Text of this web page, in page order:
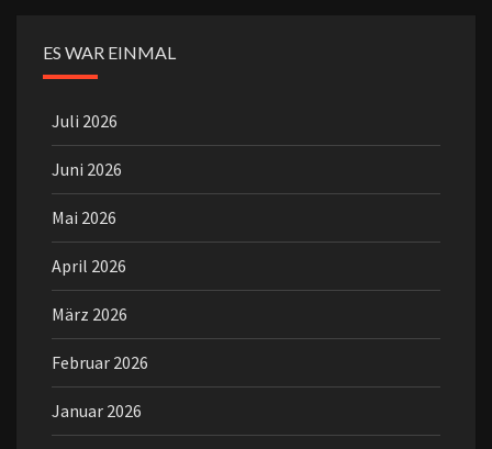
ES WAR EINMAL
Juli 2026
Juni 2026
Mai 2026
April 2026
März 2026
Februar 2026
Januar 2026